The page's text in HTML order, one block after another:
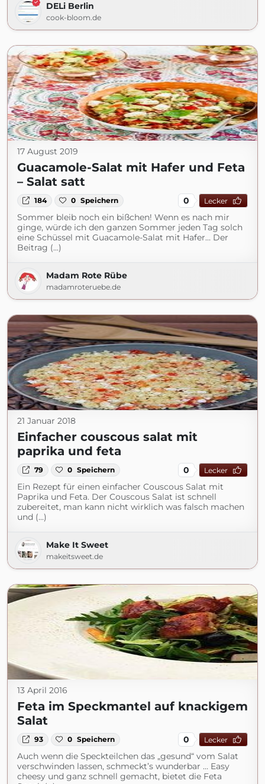
DELi Berlin
cook-bloom.de
17 August 2019
Guacamole-Salat mit Hafer und Feta
– Salat satt
184 0 Speichern 0 Lecker
Sommer bleib noch ein bißchen! Wenn es nach mir
ginge, würde ich den ganzen Sommer jeden Tag solch
eine Schüssel mit Guacamole-Salat mit Hafer… Der
Beitrag (...)
Madam Rote Rübe
madamroteruebe.de
21 Januar 2018
Einfacher couscous salat mit
paprika und feta
79 0 Speichern 0 Lecker
Ein Rezept für einen einfacher Couscous Salat mit
Paprika und Feta. Der Couscous Salat ist schnell
zubereitet, man kann nicht wirklich was falsch machen
und (...)
Make It Sweet
makeitsweet.de
13 April 2016
Feta im Speckmantel auf knackigem
Salat
93 0 Speichern 0 Lecker
Auch wenn die Speckteilchen das „gesund“ vom Salat
verschwinden lassen, schmeckt’s wunderbar … Easy
cheesy und ganz schnell gemacht, bietet die Feta